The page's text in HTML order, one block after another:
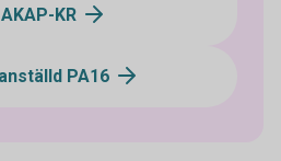
KR
PA16